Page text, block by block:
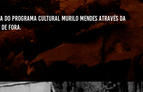
do Programa Cultural Murilo Mendes através da
Fora.